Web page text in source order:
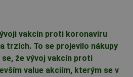
vakcín proti koronaviru
trzích. To se projevilo nákupy
že vývoj vakcín proti
value akciím, kterým se v